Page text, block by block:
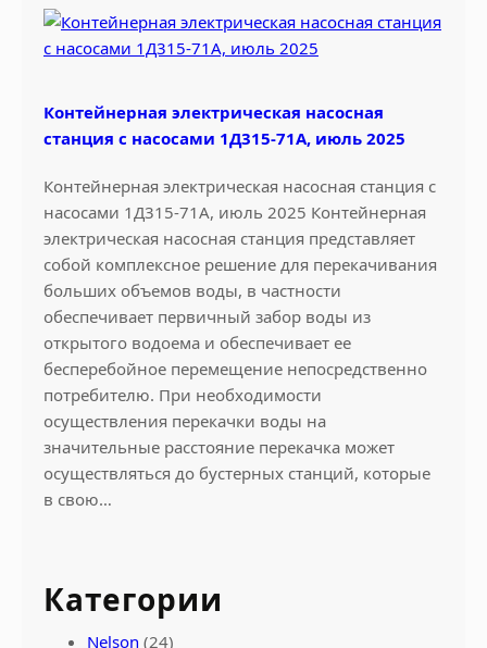
Контейнерная электрическая насосная
станция с насосами 1Д315-71А, июль 2025
Контейнерная электрическая насосная станция с
насосами 1Д315-71А, июль 2025 Контейнерная
электрическая насосная станция представляет
собой комплексное решение для перекачивания
больших объемов воды, в частности
обеспечивает первичный забор воды из
открытого водоема и обеспечивает ее
бесперебойное перемещение непосредственно
потребителю. При необходимости
осуществления перекачки воды на
значительные расстояние перекачка может
осуществляться до бустерных станций, которые
в свою…
Категории
Nelson (24)